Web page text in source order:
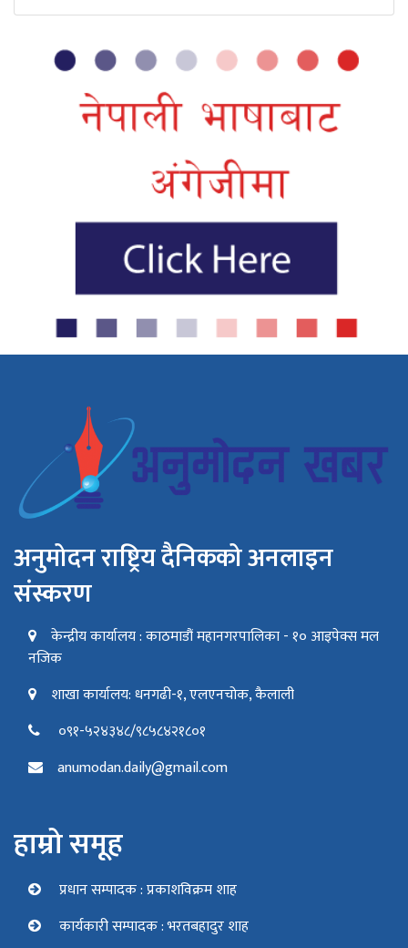
अनुमोदन राष्ट्रिय दैनिकको अनलाइन
संस्करण
केन्द्रीय कार्यालय : काठमाडौं महानगरपालिका - १० आइपेक्स मल
नजिक
शाखा कार्यालय: धनगढी-१, एलएनचोक, कैलाली
०९१-५२४३४८/९८५८४२१८०१
anumodan.daily@gmail.com
हाम्रो समूह
प्रधान सम्पादक : प्रकाशविक्रम शाह
कार्यकारी सम्पादक : भरतबहादुर शाह